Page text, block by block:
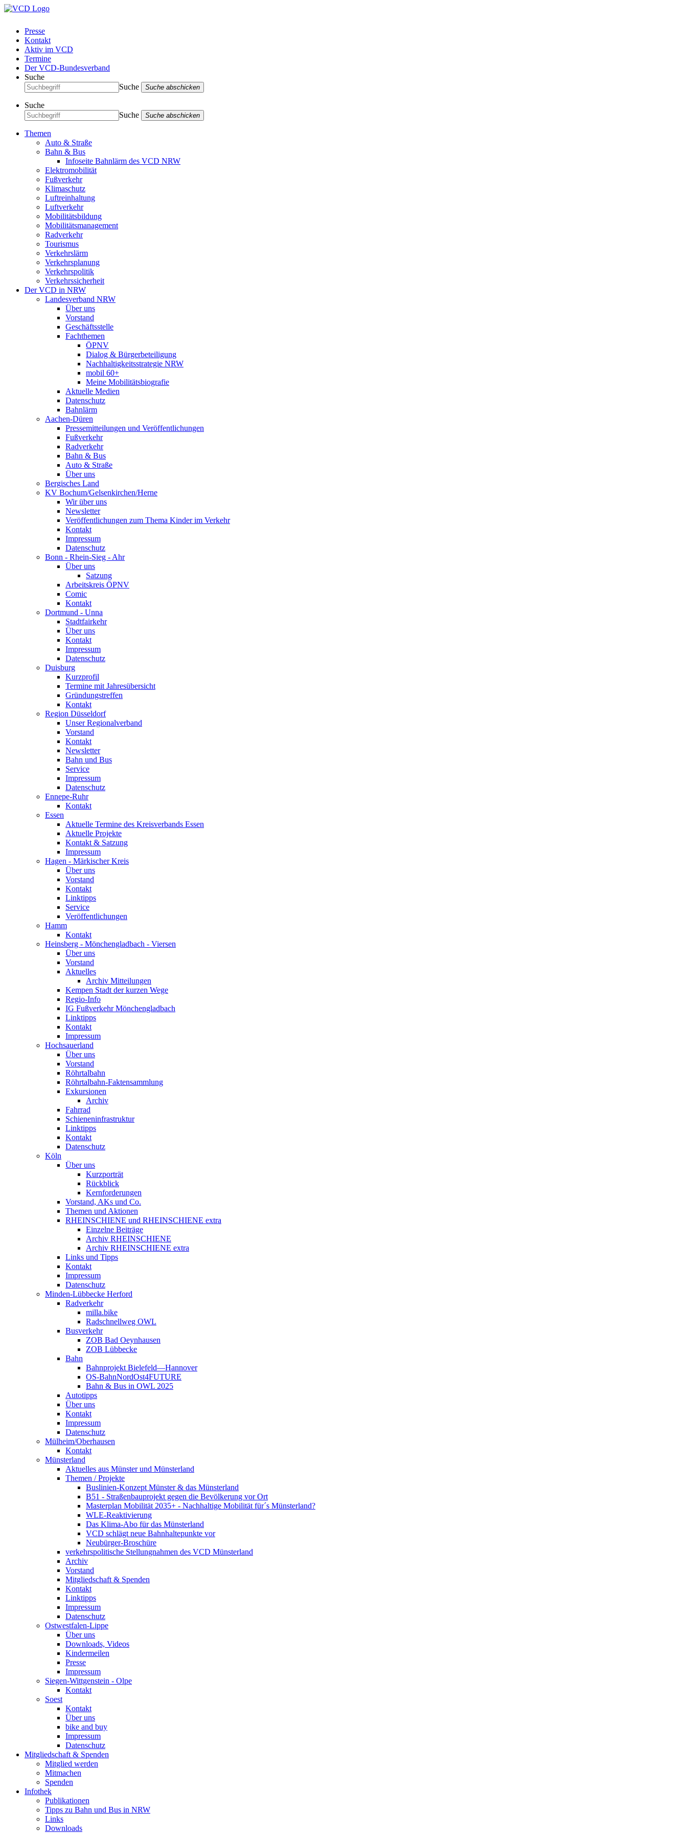
Presse
Kontakt
Aktiv im VCD
Termine
Der VCD-Bundesverband
Suche
Suche
Suche abschicken
Suche
Suche
Suche abschicken
Themen
Auto & Straße
Bahn & Bus
Infoseite Bahnlärm des VCD NRW
Elektromobilität
Fußverkehr
Klimaschutz
Luftreinhaltung
Luftverkehr
Mobilitätsbildung
Mobilitätsmanagement
Radverkehr
Tourismus
Verkehrslärm
Verkehrsplanung
Verkehrspolitik
Verkehrssicherheit
Der VCD in NRW
Landesverband NRW
Über uns
Vorstand
Geschäftsstelle
Fachthemen
ÖPNV
Dialog & Bürgerbeteiligung
Nachhaltigkeitsstrategie NRW
mobil 60+
Meine Mobilitätsbiografie
Aktuelle Medien
Datenschutz
Bahnlärm
Aachen-Düren
Pressemitteilungen und Veröffentlichungen
Fußverkehr
Radverkehr
Bahn & Bus
Auto & Straße
Über uns
Bergisches Land
KV Bochum/Gelsenkirchen/Herne
Wir über uns
Newsletter
Veröffentlichungen zum Thema Kinder im Verkehr
Kontakt
Impressum
Datenschutz
Bonn - Rhein-Sieg - Ahr
Über uns
Satzung
Arbeitskreis ÖPNV
Comic
Kontakt
Dortmund - Unna
Stadtfairkehr
Über uns
Kontakt
Impressum
Datenschutz
Duisburg
Kurzprofil
Termine mit Jahresübersicht
Gründungstreffen
Kontakt
Region Düsseldorf
Unser Regionalverband
Vorstand
Kontakt
Newsletter
Bahn und Bus
Service
Impressum
Datenschutz
Ennepe-Ruhr
Kontakt
Essen
Aktuelle Termine des Kreisverbands Essen
Aktuelle Projekte
Kontakt & Satzung
Impressum
Hagen - Märkischer Kreis
Über uns
Vorstand
Kontakt
Linktipps
Service
Veröffentlichungen
Hamm
Kontakt
Heinsberg - Mönchengladbach - Viersen
Über uns
Vorstand
Aktuelles
Archiv Mitteilungen
Kempen Stadt der kurzen Wege
Regio-Info
IG Fußverkehr Mönchengladbach
Linktipps
Kontakt
Impressum
Hochsauerland
Über uns
Vorstand
Röhrtalbahn
Röhrtalbahn-Faktensammlung
Exkursionen
Archiv
Fahrrad
Schieneninfrastruktur
Linktipps
Kontakt
Datenschutz
Köln
Über uns
Kurzporträt
Rückblick
Kernforderungen
Vorstand, AKs und Co.
Themen und Aktionen
RHEINSCHIENE und RHEINSCHIENE extra
Einzelne Beiträge
Archiv RHEINSCHIENE
Archiv RHEINSCHIENE extra
Links und Tipps
Kontakt
Impressum
Datenschutz
Minden-Lübbecke Herford
Radverkehr
milla.bike
Radschnellweg OWL
Busverkehr
ZOB Bad Oeynhausen
ZOB Lübbecke
Bahn
Bahnprojekt Bielefeld—Hannover
OS-BahnNordOst4FUTURE
Bahn & Bus in OWL 2025
Autotipps
Über uns
Kontakt
Impressum
Datenschutz
Mülheim/Oberhausen
Kontakt
Münsterland
Aktuelles aus Münster und Münsterland
Themen / Projekte
Buslinien-Konzept Münster & das Münsterland
B51 - Straßenbauprojekt gegen die Bevölkerung vor Ort
Masterplan Mobilität 2035+ - Nachhaltige Mobilität für´s Münsterland?
WLE-Reaktivierung
Das Klima-Abo für das Münsterland
VCD schlägt neue Bahnhaltepunkte vor
Neubürger-Broschüre
verkehrspolitische Stellungnahmen des VCD Münsterland
Archiv
Vorstand
Mitgliedschaft & Spenden
Kontakt
Linktipps
Impressum
Datenschutz
Ostwestfalen-Lippe
Über uns
Downloads, Videos
Kindermeilen
Presse
Impressum
Siegen-Wittgenstein - Olpe
Kontakt
Soest
Kontakt
Über uns
bike and buy
Impressum
Datenschutz
Mitgliedschaft & Spenden
Mitglied werden
Mitmachen
Spenden
Infothek
Publikationen
Tipps zu Bahn und Bus in NRW
Links
Downloads